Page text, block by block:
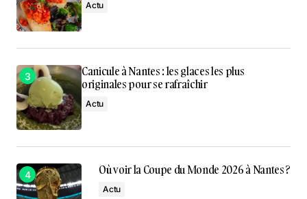
Actu
Canicule à Nantes : les glaces les plus
originales pour se rafraîchir
Actu
Où voir la Coupe du Monde 2026 à Nantes ?
Actu